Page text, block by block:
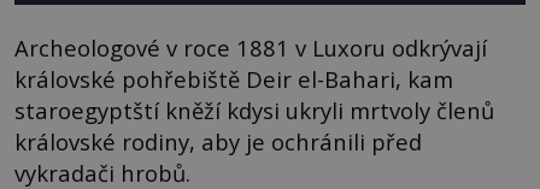
Archeologové v roce 1881 v Luxoru odkrývají
královské pohřebiště Deir el-Bahari, kam
staroegyptští kněží kdysi ukryli mrtvoly členů
královské rodiny, aby je ochránili před
vykradači hrobů.